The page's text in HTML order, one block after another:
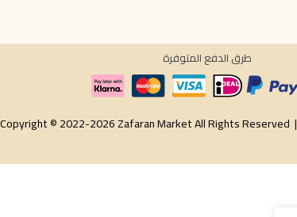
طرق الدفع المتوفرة
Copyright © 2022-2026 Zafaran Market All Rights Reserved |